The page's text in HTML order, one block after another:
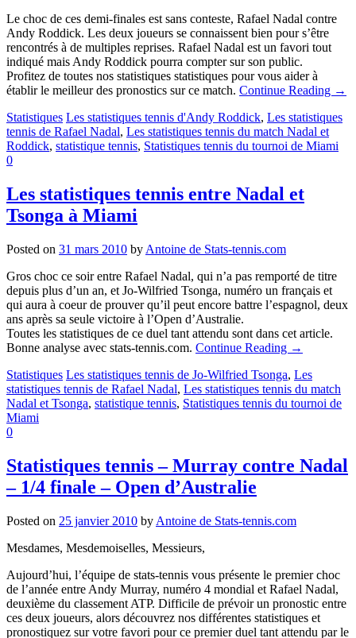
Le choc de ces demi-finales est sans conteste, Rafael Nadal contre
Andy Roddick. Les deux joueurs se connaissent bien pour s’être
rencontrés à de multiples reprises. Rafael Nadal est un favori tout
indiqué mais Andy Roddick pourra compter sur son public.
Profitez de toutes nos statistiques statistiques pour vous aider à
établir le meilleur des pronostics sur ce match. Continue Reading →
Statistiques Les statistiques tennis d'Andy Roddick, Les statistiques
tennis de Rafael Nadal, Les statistiques tennis du match Nadal et
Roddick, statistique tennis, Statistiques tennis du tournoi de Miami
0
Les statistiques tennis entre Nadal et
Tsonga à Miami
Posted on 31 mars 2010 by Antoine de Stats-tennis.com
Gros choc ce soir entre Rafael Nadal, qui n’a pas remporté de titre
depuis plus d’un an, et Jo-Wilfried Tsonga, numéro un français et
qui aura à coeur de prouver qu’il peut encore battre l’espagnol, deux
ans après sa seule victoire à l’Open d’Australie.
Toutes les statistiques de ce duel tant attendu sont dans cet article.
Bonne analyse avec stats-tennis.com. Continue Reading →
Statistiques Les statistiques tennis de Jo-Wilfried Tsonga, Les
statistiques tennis de Rafael Nadal, Les statistiques tennis du match
Nadal et Tsonga, statistique tennis, Statistiques tennis du tournoi de
Miami
0
Statistiques tennis – Murray contre Nadal
– 1/4 finale – Open d’Australie
Posted on 25 janvier 2010 by Antoine de Stats-tennis.com
Mesdames, Mesdemoiselles, Messieurs,
Aujourd’hui, l’équipe de stats-tennis vous présente le premier choc
de l’année entre Andy Murray, numéro 4 mondial et Rafael Nadal,
deuxième du classement ATP. Difficile de prévoir un pronostic entre
ces deux joueurs, alors découvrez nos différentes statistiques et
pronostiquez sur votre favori pour ce premier duel tant attendu par le